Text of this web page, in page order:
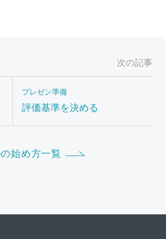
次の記事
プレゼン準備
評価基準を決める
始め方一覧